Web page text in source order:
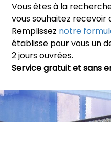
Vous êtes à la
vous souhaitez recevoir
Remplissez notre
établisse pour vous un
2 jours ouvrées.
Service gratuit et sans